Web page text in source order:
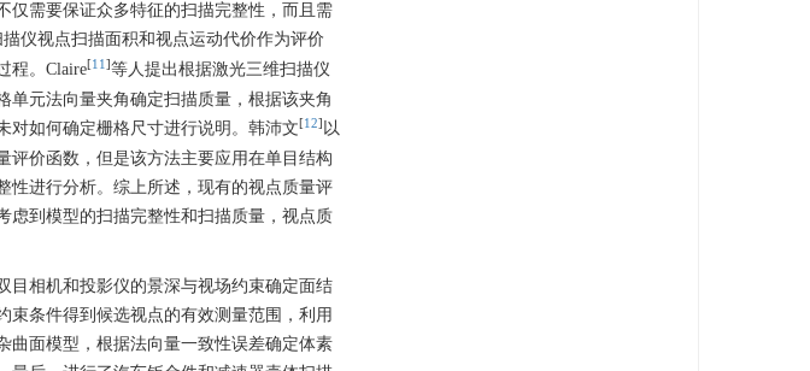
仅需要保证众多特征的扫描完整性，而且需
仪视点扫描面积和视点运动代价作为评价
程。Claire[11 ]等人提出根据激光三维扫描仪
单元法向量夹角确定扫描质量，根据该夹角
对如何确定栅格尺寸进行说明。韩沛文[12] 以
评价函数，但是该方法主要应用在单目结构
性进行分析。综上所述，现有的视点质量评
虑到模型的扫描完整性和扫描质量，视点质
目相机和投影仪的景深与视场约束确定面结
条件得到候选视点的有效测量范围，利用
曲面模型，根据法向量一致性误差确定体素